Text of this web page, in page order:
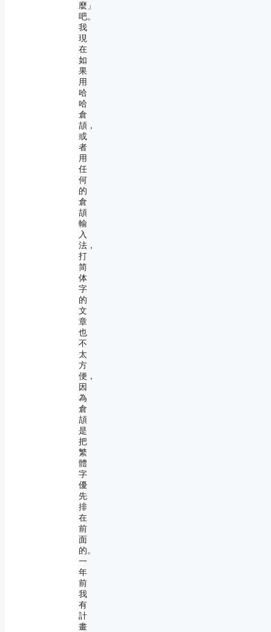
麼」
吧。
我
現
在
如
果
用
哈
哈
倉
頡，
或
者
用
任
何
的
倉
頡
輸
入
法，
打
简
体
字
的
文
章
也
不
太
方
便，
因
為
倉
頡
是
把
繁
體
字
優
先
排
在
前
面
的。
一
年
前
我
有
計
畫